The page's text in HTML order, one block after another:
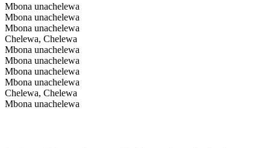
Mbona unachelewa
Mbona unachelewa
Mbona unachelewa
Chelewa, Chelewa
Mbona unachelewa
Mbona unachelewa
Mbona unachelewa
Mbona unachelewa
Chelewa, Chelewa
Mbona unachelewa